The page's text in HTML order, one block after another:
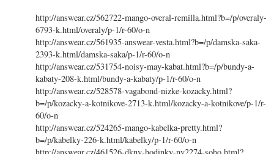
http://answear.cz/562722-mango-overal-remilla.html?b=/p/overaly-
6793-k.html/overaly/p-1/r-60/o-n
http://answear.cz/561935-answear-vesta.html?b=/p/damska-saka-
2393-k.html/damska-saka/p-1/r-60/o-n
http://answear.cz/531754-noisy-may-kabat.html?b=/p/bundy-a-
kabaty-208-k.html/bundy-a-kabaty/p-1/r-60/o-n
http://answear.cz/528578-vagabond-nizke-kozacky.html?
b=/p/kozacky-a-kotnikove-2713-k.html/kozacky-a-kotnikove/p-1/r-
60/o-n
http://answear.cz/524265-mango-kabelka-pretty.html?
b=/p/kabelky-226-k.html/kabelky/p-1/r-60/o-n